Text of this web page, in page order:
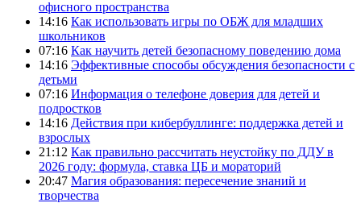
офисного пространства
14:16 Как использовать игры по ОБЖ для младших
школьников
07:16 Как научить детей безопасному поведению дома
14:16 Эффективные способы обсуждения безопасности с
детьми
07:16 Информация о телефоне доверия для детей и
подростков
14:16 Действия при кибербуллинге: поддержка детей и
взрослых
21:12 Как правильно рассчитать неустойку по ДДУ в
2026 году: формула, ставка ЦБ и мораторий
20:47 Магия образования: пересечение знаний и
творчества